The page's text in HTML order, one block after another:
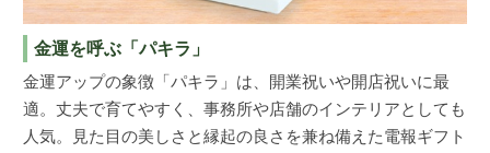
金運を呼ぶ「パキラ」
金運アップの象徴「パキラ」は、開業祝いや開店祝いに最
適。丈夫で育てやすく、事務所や店舗のインテリアとしても
人気。見た目の美しさと縁起の良さを兼ね備えた電報ギフト